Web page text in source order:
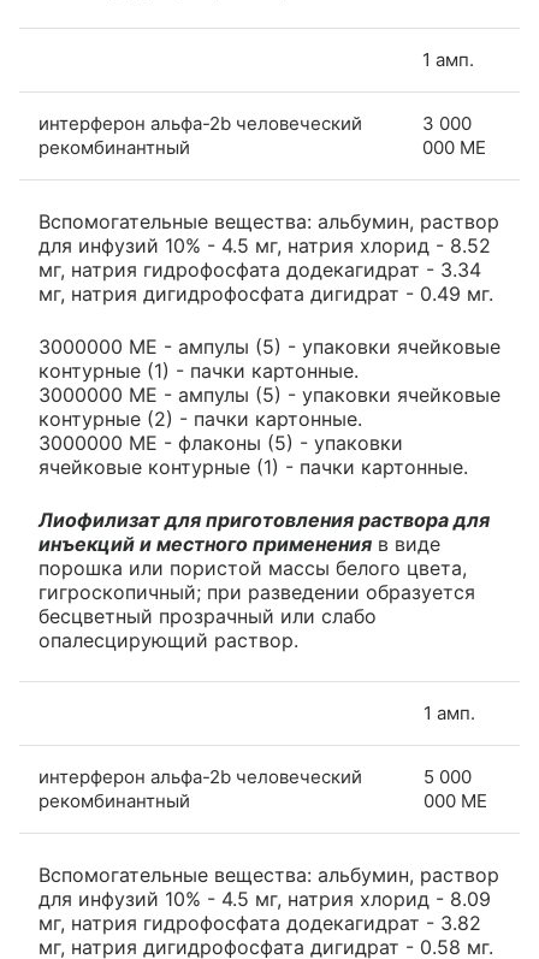
1 амп.
интерферон альфа-2b человеческий
рекомбинантный
3 000
000 МЕ
Вспомогательные вещества: альбумин, раствор
для инфузий 10% - 4.5 мг, натрия хлорид - 8.52
мг, натрия гидрофосфата додекагидрат - 3.34
мг, натрия дигидрофосфата дигидрат - 0.49 мг.
3000000 МЕ - ампулы (5) - упаковки ячейковые
контурные (1) - пачки картонные.
3000000 МЕ - ампулы (5) - упаковки ячейковые
контурные (2) - пачки картонные.
3000000 МЕ - флаконы (5) - упаковки
ячейковые контурные (1) - пачки картонные.
Лиофилизат для приготовления раствора для
инъекций и местного применения в виде
порошка или пористой массы белого цвета,
гигроскопичный; при разведении образуется
бесцветный прозрачный или слабо
опалесцирующий раствор.
1 амп.
интерферон альфа-2b человеческий
рекомбинантный
5 000
000 МЕ
Вспомогательные вещества: альбумин, раствор
для инфузий 10% - 4.5 мг, натрия хлорид - 8.09
мг, натрия гидрофосфата додекагидрат - 3.82
мг, натрия дигидрофосфата дигидрат - 0.58 мг.